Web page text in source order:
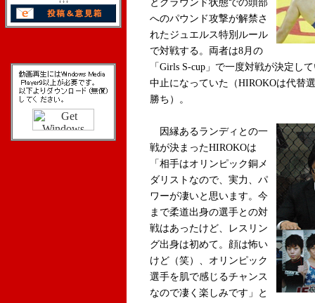
とグラウンド状態での頭部
へのパウンド攻撃が解禁さ
れたジュエルス特別ルール
で対戦する。両者は8月の
「Girls S-cup」で一度対戦が決定し
中止になっていた（HIROKOは代替
勝ち）。
因縁あるランディとの一
戦が決まったHIROKOは
「相手はオリンピック銅メ
ダリストなので、実力、パ
ワーが凄いと思います。今
まで柔道出身の選手との対
戦はあったけど、レスリン
グ出身は初めて。顔は怖い
けど（笑）、オリンピック
選手を肌で感じるチャンス
なので凄く楽しみです」と